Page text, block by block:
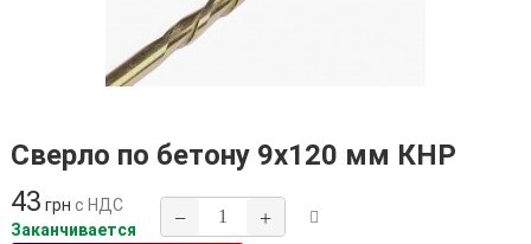
Сверло по бетону 9х120 мм КНР
43 грн с НДС
Заканчивается
− +